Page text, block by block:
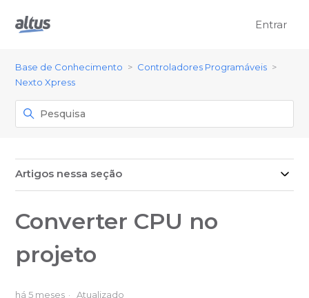
Entrar
Base de Conhecimento
Controladores Programáveis
Nexto Xpress
Artigos nessa seção
Converter CPU no
projeto
há 5 meses Atualizado